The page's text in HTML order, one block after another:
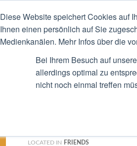
Diese Website speichert Cookies auf
Ihnen einen persönlich auf Sie
Medienkanälen. Mehr Infos über die
Bei Ihrem Besuch auf
allerdings optimal zu
nicht noch einmal treffen
STEFAN RIED CV
LOCATED IN FRIENDS